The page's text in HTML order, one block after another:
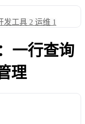
发工具 2 运维 1
一行查询
理